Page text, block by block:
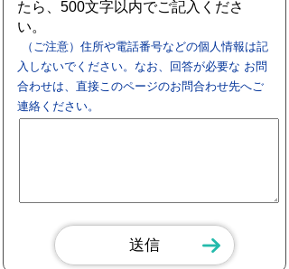
たら、500文字以内でご記入くださ
い。
（ご注意）住所や電話番号などの個人情報は記
入しないでください。なお、回答が必要な お問
合わせは、直接このページのお問合わせ先へご
連絡ください。